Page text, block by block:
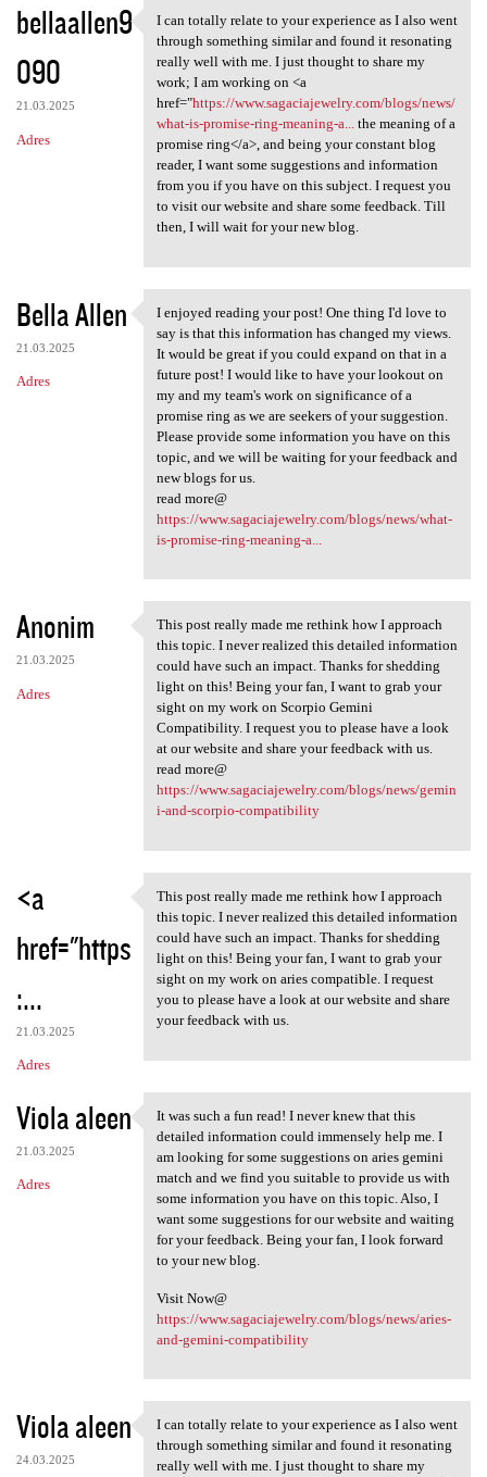
bellaallen9
090
21.03.2025
Adres
I can totally relate to your
I can totally relate to your experience as I also went
through something similar and found it resonating
really well with me. I just thought to share my
work; I am working on <a
href="https://www.sagaciajewelry.com/blogs/news/
what-is-promise-ring-meaning-a...the meaning of a
promise ring</a>, and being your constant blog
reader, I want some suggestions and information
from you if you have on this subject. I request you
to visit our website and share some feedback. Till
then, I will wait for your new blog.
Bella Allen
21.03.2025
Adres
I enjoyed reading your post!
I enjoyed reading your post! One thing I'd love to
say is that this information has changed my views.
It would be great if you could expand on that in a
future post! I would like to have your lookout on
my and my team's work on significance of a
promise ring as we are seekers of your suggestion.
Please provide some information you have on this
topic, and we will be waiting for your feedback and
new blogs for us.
read more@
https://www.sagaciajewelry.com/blogs/news/what-
is-promise-ring-meaning-a...
Anonim
21.03.2025
Adres
This post really made me
This post really made me rethink how I approach
this topic. I never realized this detailed information
could have such an impact. Thanks for shedding
light on this! Being your fan, I want to grab your
sight on my work on Scorpio Gemini
Compatibility. I request you to please have a look
at our website and share your feedback with us.
read more@
https://www.sagaciajewelry.com/blogs/news/gemin
i-and-scorpio-compatibility
<a
href="https
:...
21.03.2025
Adres
This post really made me
This post really made me rethink how I approach
this topic. I never realized this detailed information
could have such an impact. Thanks for shedding
light on this! Being your fan, I want to grab your
sight on my work on aries compatible. I request
you to please have a look at our website and share
your feedback with us.
Viola aleen
21.03.2025
Adres
It was such a fun read! I
It was such a fun read! I never knew that this
detailed information could immensely help me. I
am looking for some suggestions on aries gemini
match and we find you suitable to provide us with
some information you have on this topic. Also, I
want some suggestions for our website and waiting
for your feedback. Being your fan, I look forward
to your new blog.
Visit Now@
https://www.sagaciajewelry.com/blogs/news/aries-
and-gemini-compatibility
Viola aleen
24.03.2025
I can totally relate to your
I can totally relate to your experience as I also went
through something similar and found it resonating
really well with me. I just thought to share my